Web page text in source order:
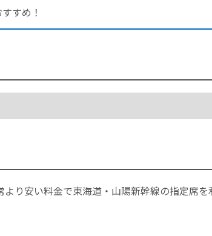
すめ！
り安い料金で東海道・山陽新幹線の指定席